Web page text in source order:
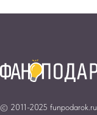
© 2011-2025 funpodarok.ru